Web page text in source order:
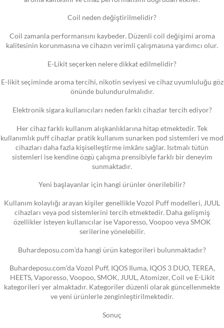
Coil neden değiştirilmelidir?
Coil zamanla performansını kaybeder. Düzenli coil değişimi aroma
kalitesinin korunmasına ve cihazın verimli çalışmasına yardımcı olur.
E-Likit seçerken nelere dikkat edilmelidir?
E-likit seçiminde aroma tercihi, nikotin seviyesi ve cihaz uyumluluğu göz
önünde bulundurulmalıdır.
Elektronik sigara kullanıcıları neden farklı cihazlar tercih ediyor?
Her cihaz farklı kullanım alışkanlıklarına hitap etmektedir. Tek
kullanımlık puff cihazlar pratik kullanım sunarken pod sistemleri ve mod
cihazları daha fazla kişiselleştirme imkânı sağlar. Isıtmalı tütün
sistemleri ise kendine özgü çalışma prensibiyle farklı bir deneyim
sunmaktadır.
Yeni başlayanlar için hangi ürünler önerilebilir?
Kullanım kolaylığı arayan kişiler genellikle Vozol Puff modelleri, JUUL
cihazları veya pod sistemlerini tercih etmektedir. Daha gelişmiş
özellikler isteyen kullanıcılar ise Vaporesso, Voopoo veya SMOK
serilerine yönelebilir.
Buhardeposu.com’da hangi ürün kategorileri bulunmaktadır?
Buhardeposu.com’da Vozol Puff, IQOS Iluma, IQOS 3 DUO, TEREA,
HEETS, Vaporesso, Voopoo, SMOK, JUUL, Atomizer, Coil ve E-Likit
kategorileri yer almaktadır. Kategoriler düzenli olarak güncellenmekte
ve yeni ürünlerle zenginleştirilmektedir.
Sonuç